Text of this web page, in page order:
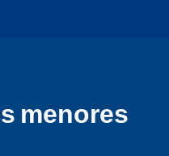
menores